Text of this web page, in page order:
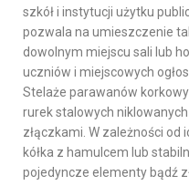
szkół i instytucji użytku
pozwala na umieszczenie
dowolnym miejscu sali lub
uczniów i miejscowych
Stelaże parawanów
rurek stalowych
złączkami. W zależności od
kółka z hamulcem lub
pojedyncze elementy bądź